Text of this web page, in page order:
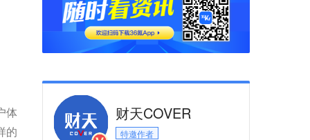
体
的
财天COVER
特邀作者